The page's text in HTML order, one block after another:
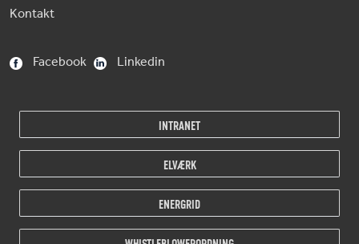
Kontakt
Facebook
Linkedin
INTRANET
ELVÆRK
ENERGRID